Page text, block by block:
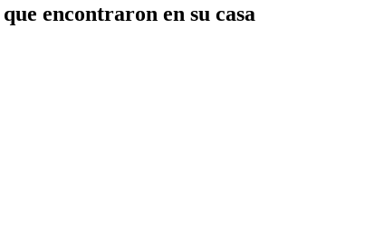
encontraron en su casa